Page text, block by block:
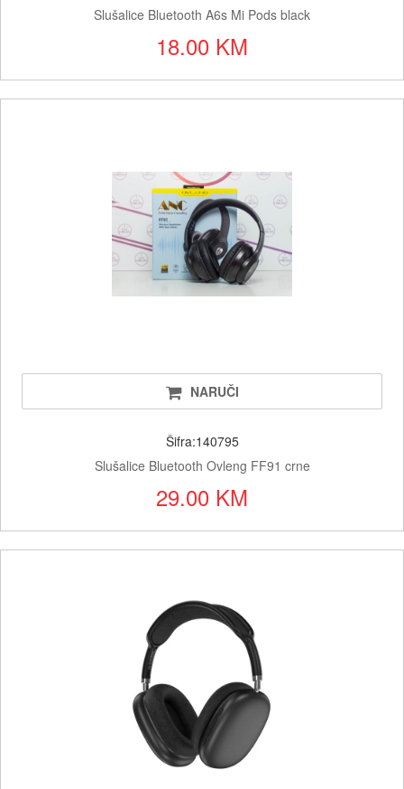
Slušalice Bluetooth A6s Mi Pods black
18.00 KM
NARUČI
Šifra:140795
Slušalice Bluetooth Ovleng FF91 crne
29.00 KM